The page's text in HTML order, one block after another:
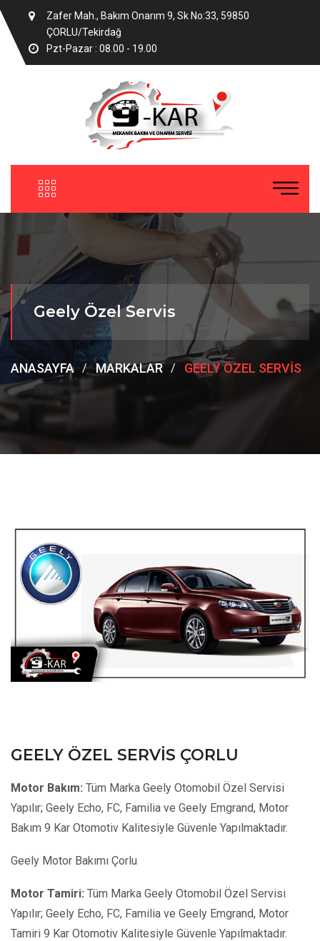
Zafer Mah., Bakım Onarım 9, Sk No:33, 59850
ÇORLU/Tekirdağ
Pzt-Pazar : 08.00 - 19.00
Geely Özel Servis
ANASAYFA MARKALAR GEELY ÖZEL SERVIS
GEELY ÖZEL SERVIS ÇORLU
Motor Bakım: Tüm Marka Geely Otomobil Özel Servisi
Yapılır; Geely Echo, FC, Familia ve Geely Emgrand, Motor
Bakım 9 Kar Otomotiv Kalitesiyle Güvenle Yapılmaktadır.
Geely Motor Bakımı Çorlu
Motor Tamiri: Tüm Marka Geely Otomobil Özel Servisi
Yapılır; Geely Echo, FC, Familia ve Geely Emgrand, Motor
Tamiri 9 Kar Otomotiv Kalitesiyle Güvenle Yapılmaktadır.